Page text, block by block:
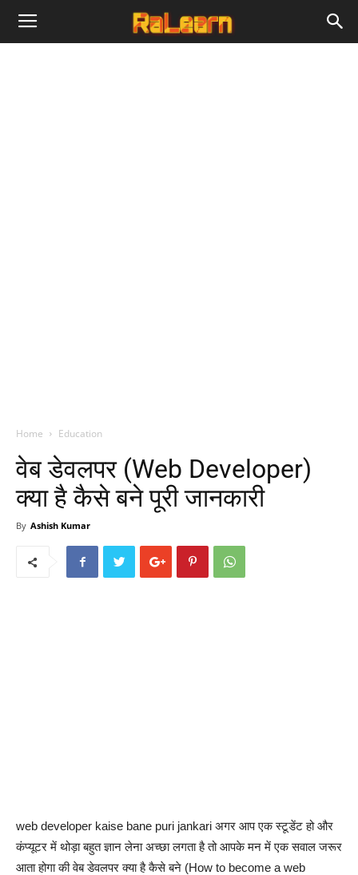
Home Education
वेब डेवलपर (Web Developer)
क्या है कैसे बने पूरी जानकारी
By Ashish Kumar
web developer kaise bane puri jankari अगर आप एक स्टूडेंट हो और
कंप्यूटर में थोड़ा बहुत ज्ञान लेना अच्छा लगता है तो आपके मन में एक सवाल जरूर
आता होगा की वेब डेवलपर क्या है कैसे बने (How to become a web